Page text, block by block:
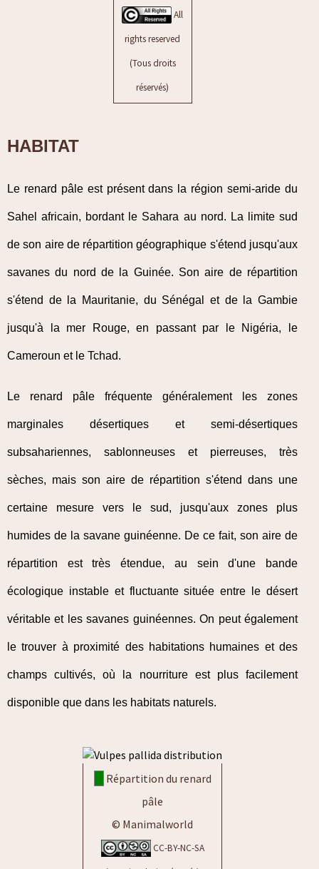
All
rights reserved
(Tous droits
réservés)
HABITAT
Le renard pâle est présent dans la région semi-aride du
Sahel africain, bordant le Sahara au nord. La limite sud
de son aire de répartition géographique s'étend jusqu'aux
savanes du nord de la Guinée. Son aire de répartition
s'étend de la Mauritanie, du Sénégal et de la Gambie
jusqu'à la mer Rouge, en passant par le Nigéria, le
Cameroun et le Tchad.
Le renard pâle fréquente généralement les zones
marginales désertiques et semi-désertiques
subsahariennes, sablonneuses et pierreuses, très
sèches, mais son aire de répartition s'étend dans une
certaine mesure vers le sud, jusqu'aux zones plus
humides de la savane guinéenne. De ce fait, son aire de
répartition est très étendue, au sein d'une bande
écologique instable et fluctuante située entre le désert
véritable et les savanes guinéennes. On peut également
le trouver à proximité des habitations humaines et des
champs cultivés, où la nourriture est plus facilement
disponible que dans les habitats naturels.
Répartition du renard
pâle
© Manimalworld
CC-BY-NC-SA